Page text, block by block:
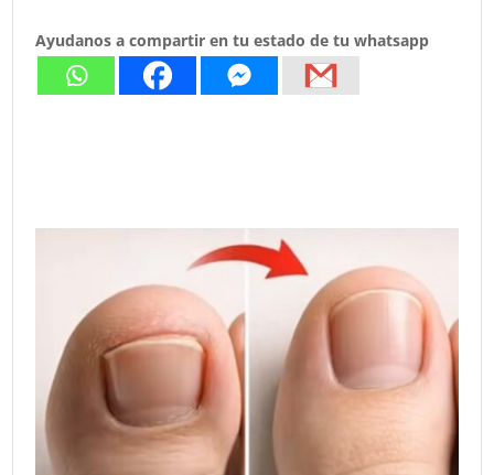
Ayudanos a compartir en tu estado de tu whatsapp